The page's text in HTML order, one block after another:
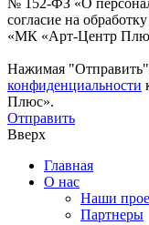
№ 152-ФЗ «О
согласие на
«МК «Арт-Центр
Нажимая
конфиденциальности
Плюс».
Отправить
Вверх
Главная
О нас
Наши
Партнеры